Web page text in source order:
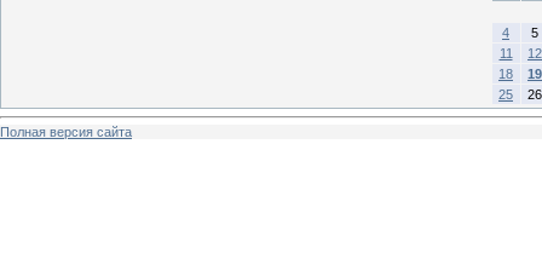
4
5
11
12
18
19
25
26
Полная версия сайта